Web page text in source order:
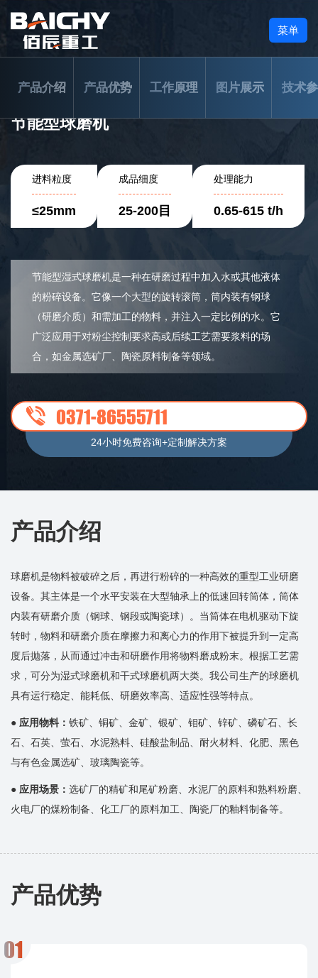
菜单
节能型球磨机
进料粒度
≤25mm
成品细度
25-200目
处理能力
0.65-615 t/h
节能型湿式球磨机是一种在研磨过程中加入水或其他液体
的粉碎设备。它像一个大型的旋转滚筒，筒内装有钢球
（研磨介质）和需加工的物料，并注入一定比例的水。它
广泛应用于对粉尘控制要求高或后续工艺需要浆料的场
合，如金属选矿厂、陶瓷原料制备等领域。
0371-86555711
24小时免费咨询+定制解决方案
产品介绍 产品优势 工作原理 图片展示 技术
产品介绍
球磨机是物料被破碎之后，再进行粉碎的一种高效的重型工业研磨
设备。其主体是一个水平安装在大型轴承上的低速回转筒体，筒体
内装有研磨介质（钢球、钢段或陶瓷球）。当筒体在电机驱动下旋
转时，物料和研磨介质在摩擦力和离心力的作用下被提升到一定高
度后抛落，从而通过冲击和研磨作用将物料磨成粉末。根据工艺需
求，可分为湿式球磨机和干式球磨机两大类。我公司生产的球磨机
具有运行稳定、能耗低、研磨效率高、适应性强等特点。
● 应用物料​​： 铁矿、铜矿、金矿、银矿、钼矿、锌矿、磷矿石、长
石、石英、萤石、水泥熟料、硅酸盐制品、耐火材料、化肥、黑色
与有色金属选矿、玻璃陶瓷等。
● 应用场景​​： 选矿厂的精矿和尾矿粉磨、水泥厂的原料和熟料粉磨、
火电厂的煤粉制备、化工厂的原料加工、陶瓷厂的釉料制备等。
产品优势